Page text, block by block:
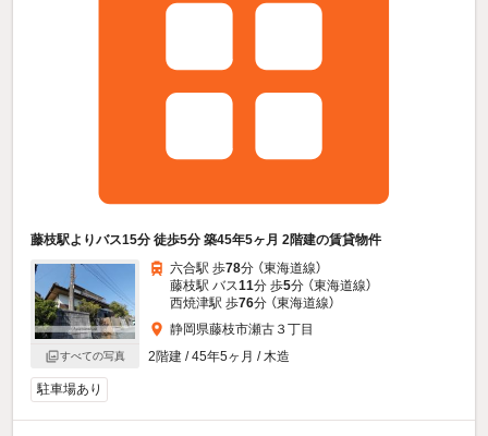
藤枝駅よりバス15分 徒歩5分 築45年5ヶ月 2階建の賃貸物件
すべての写真
六合駅 歩78分 （東海道線）
藤枝駅 バス11分 歩5分 （東海道線）
西焼津駅 歩76分 （東海道線）
静岡県藤枝市瀬古３丁目
2階建 / 45年5ヶ月 / 木造
駐車場あり